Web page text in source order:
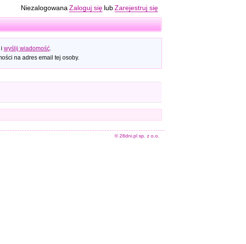
Niezalogowana Zaloguj się lub Zarejestruj się
wyślij wiadomość.
na adres email tej osoby.
© 28dni.pl sp. z o.o.